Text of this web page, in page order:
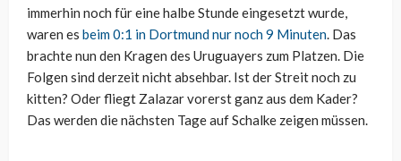
immerhin noch für eine halbe Stunde eingesetzt wurde,
waren es beim 0:1 in Dortmund nur noch 9 Minuten. Das
brachte nun den Kragen des Uruguayers zum Platzen. Die
Folgen sind derzeit nicht absehbar. Ist der Streit noch zu
kitten? Oder fliegt Zalazar vorerst ganz aus dem Kader?
Das werden die nächsten Tage auf Schalke zeigen müssen.